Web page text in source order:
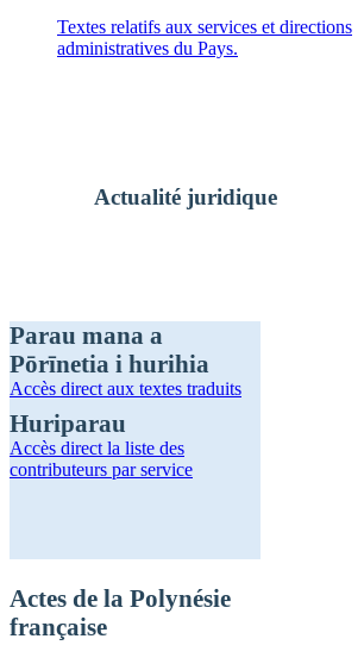
Textes relatifs aux services et directions
administratives du Pays.
Actualité juridique
Parau mana a
Pōrīnetia i hurihia
Accès direct aux textes traduits
Huriparau
Accès direct la liste des
contributeurs par service
Actes de la Polynésie
française